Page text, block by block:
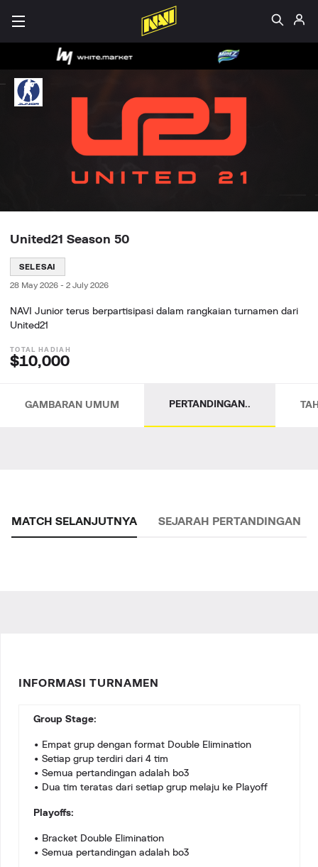
United21 Season 50
SELESAI
28 May 2026 - 2 July 2026
NAVI Junior terus berpartisipasi dalam rangkaian turnamen dari
United21
$10,000
GAMBARAN UMUM PERTANDINGAN..
MATCH SELANJUTNYA SEJARAH PERTANDINGAN
INFORMASI TURNAMEN
Group Stage:
• Empat grup dengan format Double Elimination
• Setiap grup terdiri dari 4 tim
• Semua pertandingan adalah bo3
• Dua tim teratas dari setiap grup melaju ke Playoff
Playoffs:
• Bracket Double Elimination
• Semua pertandingan adalah bo3